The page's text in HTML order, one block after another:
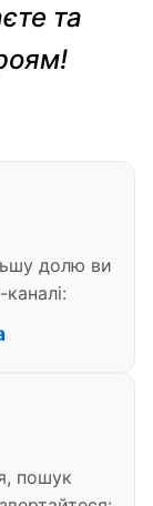
та
долю ви
пошук